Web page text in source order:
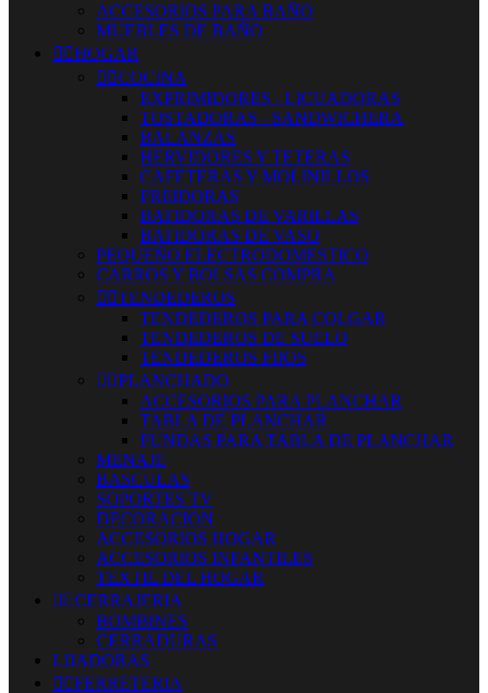
ACCESORIOS PARA BAÑO
MUEBLES DE BAÑO
 HOGAR
 COCINA
EXPRIMIDORES - LICUADORAS
TOSTADORAS - SANDWICHERA
BALANZAS
HERVIDORES Y TETERAS
CAFETERAS Y MOLINILLOS
FREIDORAS
BATIDORAS DE VARILLAS
BATIDORAS DE VASO
PEQUEÑO ELECTRODOMESTICO
CARROS Y BOLSAS COMPRA
 TENDEDEROS
TENDEDEROS PARA COLGAR
TENDEDEROS DE SUELO
TENDEDEROS FIJOS
 PLANCHADO
ACCESORIOS PARA PLANCHAR
TABLA DE PLANCHAR
FUNDAS PARA TABLA DE PLANCHAR
MENAJE
BASCULAS
SOPORTES TV
DECORACION
ACCESORIOS HOGAR
ACCESORIOS INFANTILES
TEXTIL DEL HOGAR
 CERRAJERIA
BOMBINES
CERRADURAS
LIJADORAS
 FERRETERIA